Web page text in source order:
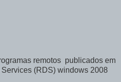
remotos publicados em
(RDS) windows 2008